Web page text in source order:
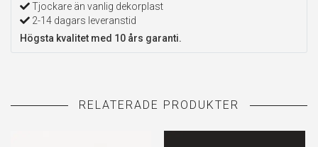
Tjockare än vanlig dekorplast
2-14 dagars leveranstid
Högsta kvalitet med 10 års garanti.